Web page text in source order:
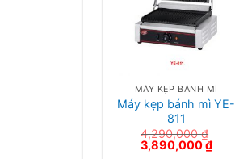
MÁY KẸP BÁNH MÌ
Máy kẹp bánh mì YE-
811
4,290,000₫
3,890,000₫